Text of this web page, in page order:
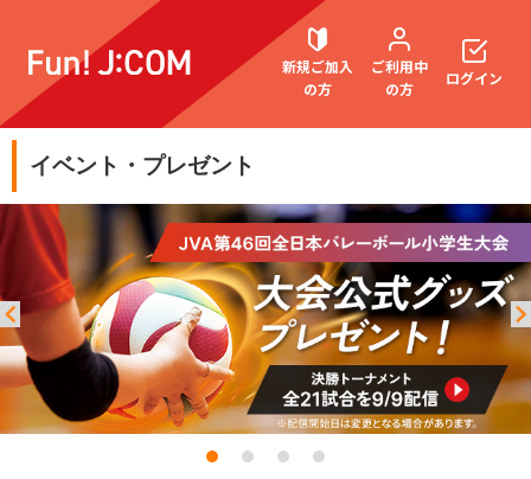
新規ご加入
の方
ご利用中
の方
契約内容確認・変更
お困りごと解決・よくあるご質問
ログイン
イベント・プレゼント